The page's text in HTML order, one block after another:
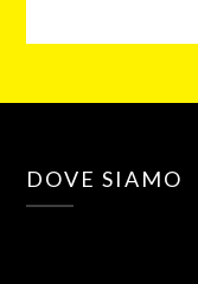
DOVE SIAMO